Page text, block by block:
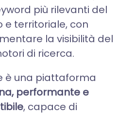
più rilevanti del
e territoriale, con
la visibilità del
di ricerca.
è una piattaforma
performante e
, capace di